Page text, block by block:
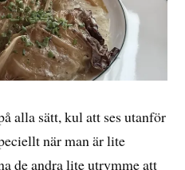
alla sätt, kul att ses utanför
när man är lite
de andra lite utrymme att